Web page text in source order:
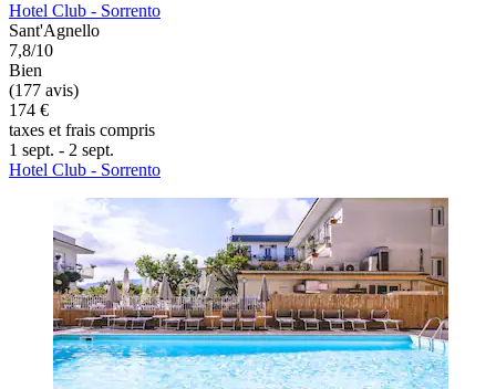
Hotel Club - Sorrento
Sant'Agnello
7,8/10
Bien
(177 avis)
174 €
taxes et frais compris
1 sept. - 2 sept.
Hotel Club - Sorrento